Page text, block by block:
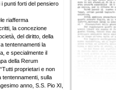
punti forti del pensiero
riafferma
la concezione
del diritto, della
tentennamenti la
e specialmente il
della Rerum
proprietari e non
tentennamenti, sulla
anno, S.S. Pio XI,